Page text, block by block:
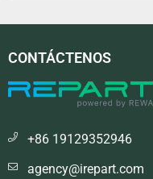
CONTÁCTENOS
+86 19129352946
agency@irepart.com